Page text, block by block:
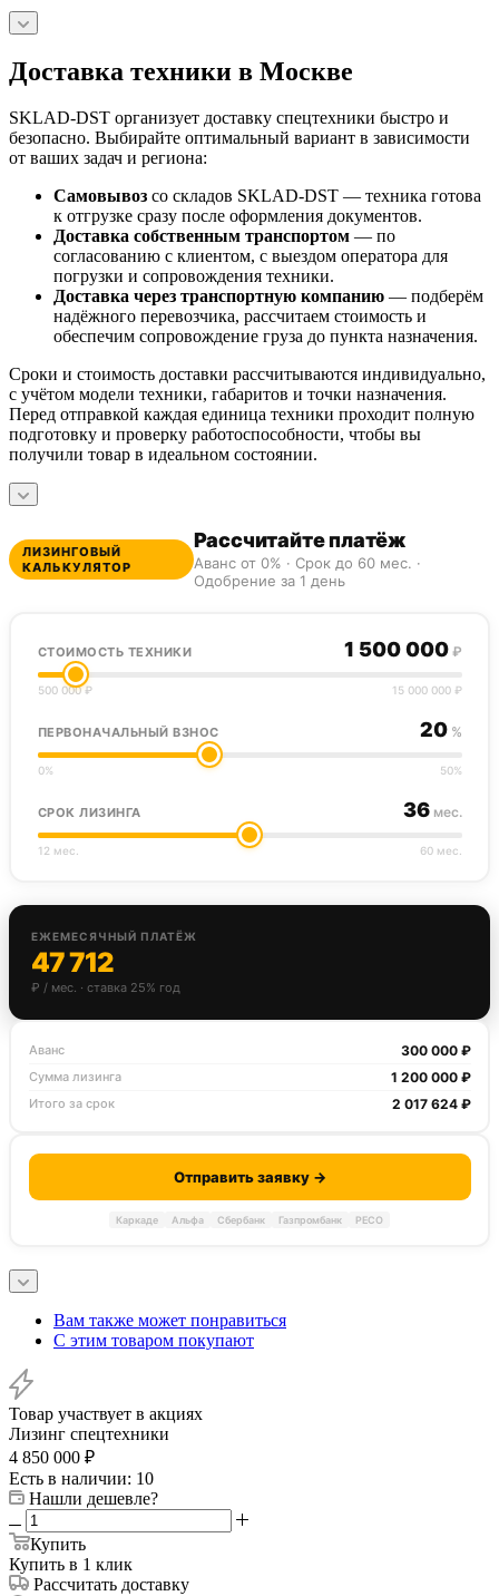
Доставка техники в Москве
SKLAD-DST организует доставку спецтехники быстро и
безопасно. Выбирайте оптимальный вариант в зависимости
от ваших задач и региона:
Самовывоз со складов SKLAD-DST — техника готова
к отгрузке сразу после оформления документов.
Доставка собственным транспортом — по
согласованию с клиентом, с выездом оператора для
погрузки и сопровождения техники.
Доставка через транспортную компанию — подберём
надёжного перевозчика, рассчитаем стоимость и
обеспечим сопровождение груза до пункта назначения.
Сроки и стоимость доставки рассчитываются индивидуально,
с учётом модели техники, габаритов и точки назначения.
Перед отправкой каждая единица техники проходит полную
подготовку и проверку работоспособности, чтобы вы
получили товар в идеальном состоянии.
ЛИЗИНГОВЫЙ
КАЛЬКУЛЯТОР
Рассчитайте платёж
Аванс от 0% · Срок до 60 мес. ·
Одобрение за 1 день
СТОИМОСТЬ ТЕХНИКИ 1 500 000 ₽
500 000 ₽ 15 000 000 ₽
ПЕРВОНАЧАЛЬНЫЙ ВЗНОС 20 %
0% 50%
СРОК ЛИЗИНГА 36 мес.
12 мес. 60 мес.
ЕЖЕМЕСЯЧНЫЙ ПЛАТЁЖ
47 712
₽ / мес. · ставка 25% год
Аванс 300 000 ₽
Сумма лизинга 1 200 000 ₽
Итого за срок 2 017 624 ₽
Отправить заявку →
Каркаде Альфа Сбербанк Газпромбанк РЕСО
Вам также может понравиться
С этим товаром покупают
Товар участвует в акциях
Лизинг спецтехники
4 850 000 ₽
Есть в наличии: 10
Нашли дешевле?
Купить
Купить в 1 клик
Рассчитать доставку